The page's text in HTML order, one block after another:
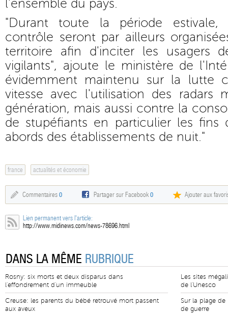
l'ensemble du pays.
"Durant toute la période estivale,
contrôle seront par ailleurs
territoire afin d'inciter les usagers
vigilants", ajoute le ministère de
évidemment maintenu sur la lutte
vitesse avec l'utilisation des radars
génération, mais aussi contre la
de stupéfiants en particulier les fins
abords des établissements de nuit."
france actualités et économie
Commentaires 0 Partager sur Facebook0 Ajouter aux
Lien permanent vers l'article:
http://www.midinews.com/news-78696.html
DANS LA MÊME RUBRIQUE
Rosny: six morts et deux disparus dans
l'effondrement d'un immeuble
Creuse: les parents du bébé retrouvé mort passent
aux aveux
Les sites
de l'Unesco
Sur la plage
de guerre